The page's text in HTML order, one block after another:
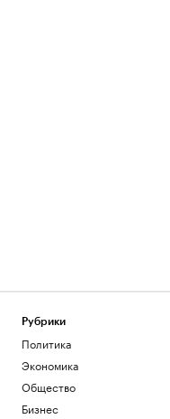
Рубрики
Политика
Экономика
Общество
Бизнес